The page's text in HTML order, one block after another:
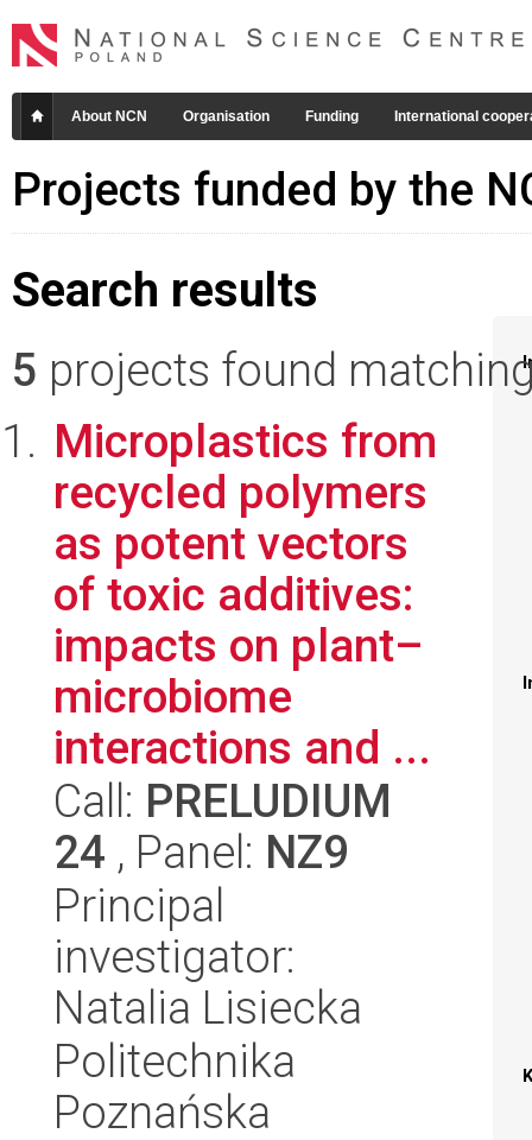
About NCN Organisation Funding International
Projects funded by the
Search results
5 projects found
Microplastics from
recycled polymers
as potent vectors
of toxic additives:
impacts on plant–
microbiome
interactions and ...
Call: PRELUDIUM
24 , Panel: NZ9
Principal
investigator:
Natalia Lisiecka
Politechnika
Poznańska